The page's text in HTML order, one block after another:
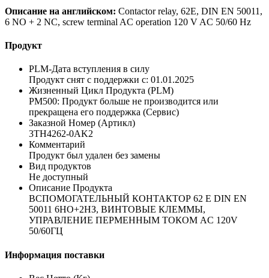
Описание на английском: Contactor relay, 62E, DIN EN 50011,
6 NO + 2 NC, screw terminal AC operation 120 V AC 50/60 Hz
Продукт
PLM-Дата вступления в силу
Продукт снят с поддержки с: 01.01.2025
Жизненный Цикл Продукта (PLM)
PM500: Продукт больше не производится или
прекращена его поддержка (Сервис)
Заказной Номер (Артикл)
3TH4262-0AK2
Комментарий
Продукт был удален без замены
Вид продуктов
Не доступный
Описание Продукта
ВСПОМОГАТЕЛЬНЫЙ КОНТАКТОР 62 E DIN EN
50011 6НO+2НЗ, ВИНТОВЫЕ КЛЕММЫ,
УПРАВЛЕНИЕ ПЕРМЕННЫМ ТОКОМ AC 120V
50/60ГЦ
Информация поставки